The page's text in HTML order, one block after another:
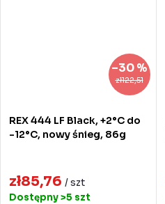
zł122,51
–30 %
REX 444 LF Black, +2°C do
-12°C, nowy śnieg, 86g
zł85,76 / szt
Dostępny>5 szt